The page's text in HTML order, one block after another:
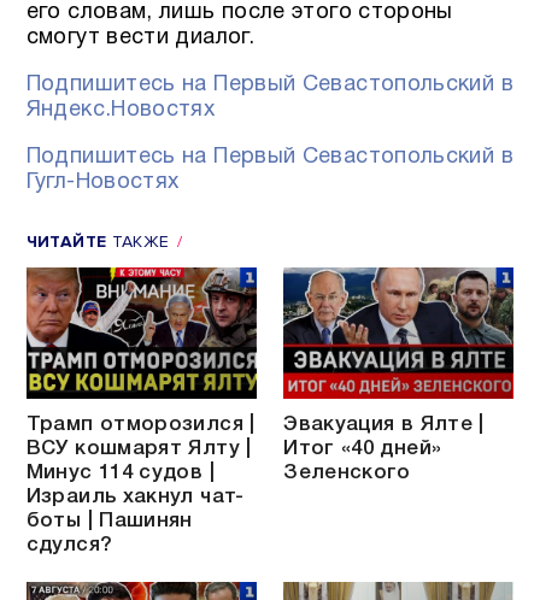
его словам, лишь после этого стороны
смогут вести диалог.
Подпишитесь на Первый Севастопольский в
Яндекс.Новостях
Подпишитесь на Первый Севастопольский в
Гугл-Новостях
ЧИТАЙТЕ ТАКЖЕ
Трамп отморозился |
ВСУ кошмарят Ялту |
Минус 114 судов |
Израиль хакнул чат-
боты | Пашинян
сдулся?
Эвакуация в Ялте |
Итог «40 дней»
Зеленского